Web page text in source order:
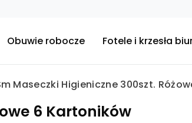
Obuwie robocze Fotele i krzesła
Maseczki Higieniczne 300szt.
6 Kartoników